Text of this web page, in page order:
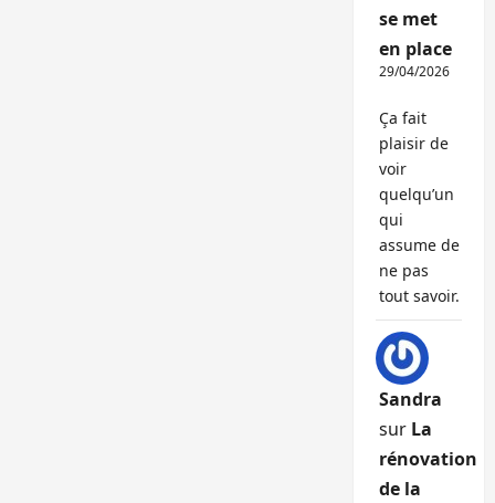
se met
en place
29/04/2026
Ça fait
plaisir de
voir
quelqu’un
qui
assume de
ne pas
tout savoir.
Sandra
sur La
rénovation
de la